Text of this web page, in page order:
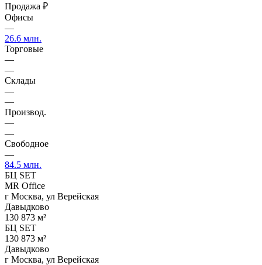
Продажа ₽
Офисы
—
26.6 млн.
Торговые
—
—
Склады
—
—
Производ.
—
—
Свободное
—
84.5 млн.
БЦ SET
MR Office
г Москва, ул Верейская
Давыдково
130 873 м²
БЦ SET
130 873 м²
Давыдково
г Москва, ул Верейская